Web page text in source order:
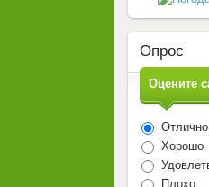
Опрос
Оцените
Отлично
Хорошо
Плохо